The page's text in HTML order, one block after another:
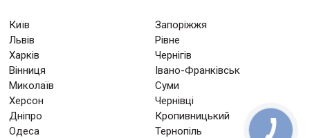
Київ
Запоріжжя
Львів
Рівне
Харків
Чернігів
Вінниця
Івано-Франківськ
Миколаїв
Суми
Херсон
Чернівці
Дніпро
Кропивницький
Одеса
Тернопіль